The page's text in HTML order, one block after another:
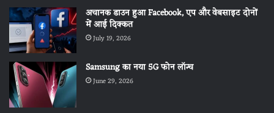
अचानक डाउन हुआ Facebook, एप और वेबसाइट दोनों
में आई दिक्कत
July 19, 2026
Samsung का नया 5G फोन लॉन्च
June 29, 2026